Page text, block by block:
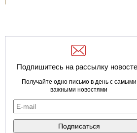
Подпишитесь на рассылку
Получайте одно письмо в день с самыми
важными новостями